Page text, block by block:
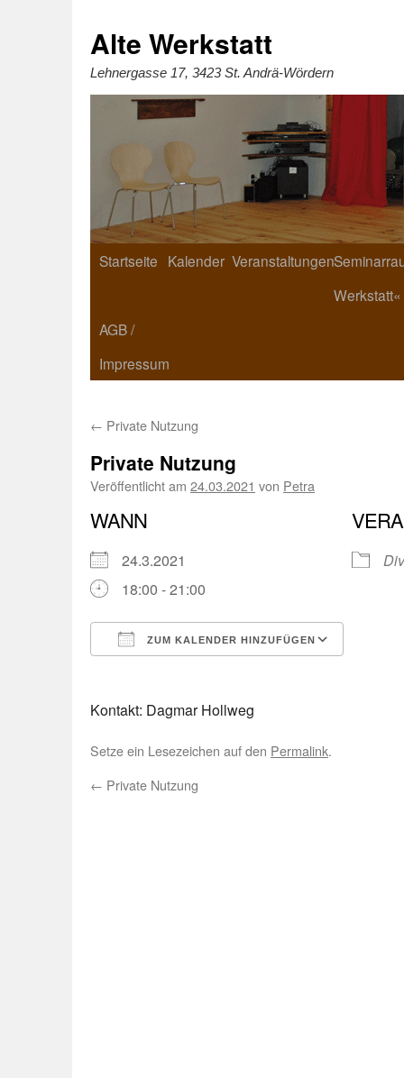
Alte Werkstatt
Lehnergasse 17, 3423 St. Andrä-Wördern
Startseite Kalender Veranstaltungen
Werkstatt«
AGB /
Impressum
← Private Nutzung
Private Nutzung
Veröffentlicht am 24.03.2021 von Petra
WANN
24.3.2021
18:00 - 21:00
ZUM KALENDER HINZUFÜGEN
Kontakt: Dagmar Hollweg
Setze ein Lesezeichen auf den Permalink.
← Private Nutzung